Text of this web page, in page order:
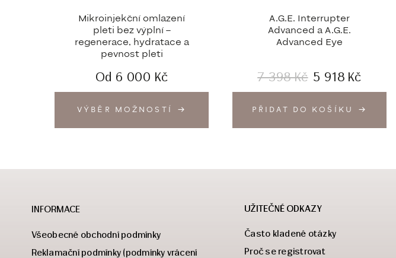
VÝBĚR MOŽNOSTÍ
Mikroinjekční omlazení
pleti bez výplní –
regenerace, hydratace a
pevnost pleti
Od 6 000 Kč
PŘIDAT DO KOŠÍKU
A.G.E. Interrupter
Advanced a A.G.E.
Advanced Eye
7 398Kč 5 918 Kč
INFORMACE
Všeobecné obchodní podmínky
Reklamační podmínky (podmínky vrácení
UŽITEČNÉ ODKAZY
Často kladené otázky
Proč se registrovat